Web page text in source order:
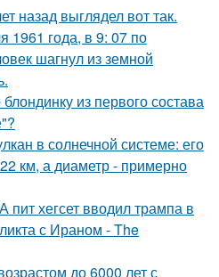
назад выглядел вот так.
1961 года, в 9: 07 по
шагнул из земной
из первого состава
в солнечной системе: его
км, а диаметр - примерно
хегсет вводил трампа в
с Ираном - The
до 6000 лет с